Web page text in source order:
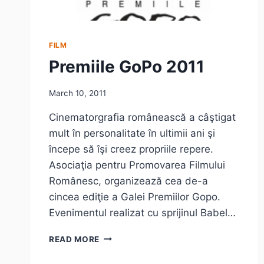
FILM
Premiile GoPo 2011
March 10, 2011
Cinematorgrafia românească a câştigat
mult în personalitate în ultimii ani şi
începe să îşi creez propriile repere.
Asociaţia pentru Promovarea Filmului
Românesc, organizează cea de-a
cincea ediţie a Galei Premiilor Gopo.
Evenimentul realizat cu sprijinul Babel…
READ MORE PREMIILE